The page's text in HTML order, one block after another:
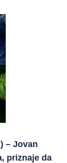
– Jovan
priznaje da